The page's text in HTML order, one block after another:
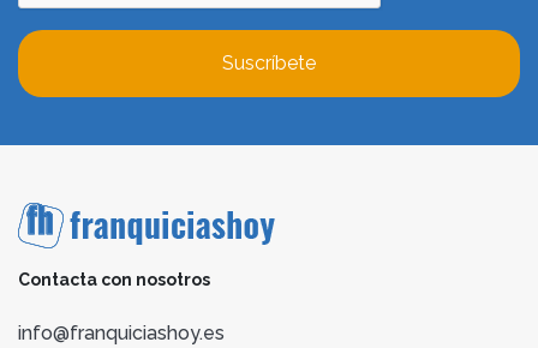
Suscríbete
Contacta con nosotros
info@franquiciashoy.es